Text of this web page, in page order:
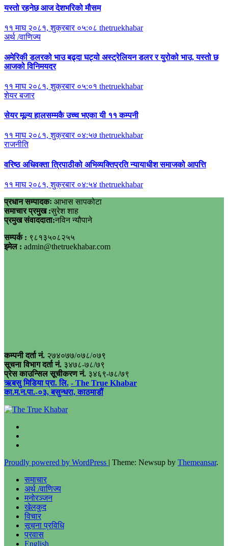
यस्तो रहनेछ आज देशभरिको मौसम
११ माघ २०८१, शुक्रबार ०५:०८ thetruekhabar
अर्थ /वाणिज्य
अमेरिकी डलरको भाउ बढ्दा घट्यो अस्ट्रेलियन डलर र युरोको भाउ, यस्तो छ
आजको विनिमयदर
११ माघ २०८१, शुक्रबार ०५:०१ thetruekhabar
शेयर बजार
सेयर मूल्य हालसम्मकै उच्च भएका यी ११ कम्पनी
११ माघ २०८१, शुक्रबार ०४:५७ thetruekhabar
राजनीति
वरिष्ठ अधिवक्ता त्रिपाठीको अभिव्यक्तिप्रति न्यायाधीश समाजको आपत्ति
११ माघ २०८१, शुक्रबार ०४:५४ thetruekhabar
प्रधान सम्पादकः आभास सापकोटा
समाचार प्रमुख :सुरेश शाह
प्रमुख संवाददाता:नविन न्यौपाने
सम्पर्क : ९८१३५०८२५५
इमेल : admin@thetruekhabar.com
कम्पनी दर्ता नं. २७४०७७/०७८/०७९
सूचना विभाग दर्ता नं. ३४७८-७८/७९
प्रेस काउन्सिल सूचीकरण नं. ३४६९-७८/७९
ऋबसु मिडिया प्रा. लि. - The True Khabar
का.म.न.पा.-०३, बसुन्धरा, काठमाडौं
Proudly powered by WordPress | Theme: Newsup by Themeansar.
समाचार
अर्थ /वाणिज्य
मनोरञ्जन
खेलकुद
विचार
सूचना प्रविधि
प्रवास
English